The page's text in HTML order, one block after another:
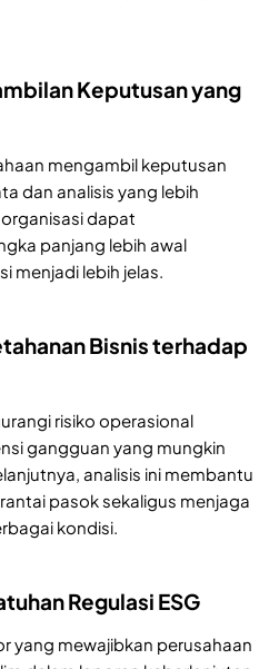
Keputusan yang
mengambil keputusan
dan analisis yang lebih
dapat
panjang lebih awal
menjadi lebih jelas.
Bisnis terhadap
risiko operasional
gangguan yang mungkin
analisis ini membantu
pasok sekaligus menjaga
kondisi.
Regulasi ESG
yang mewajibkan perusahaan